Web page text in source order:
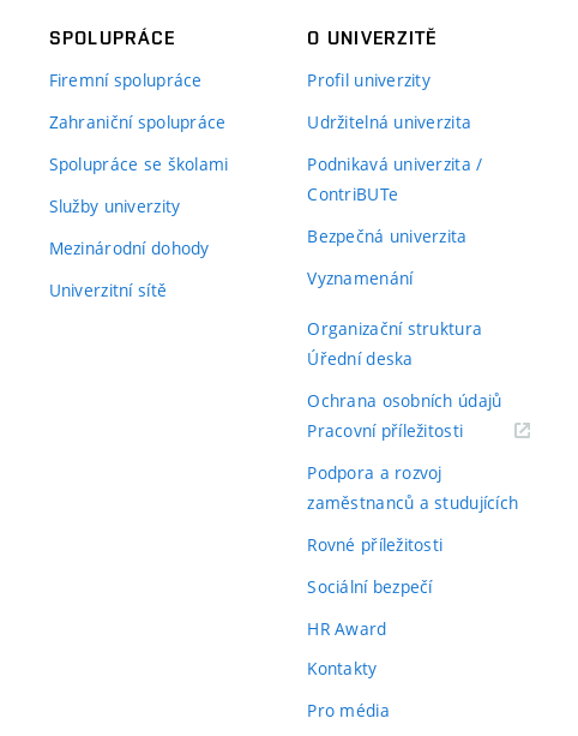
SPOLUPRÁCE
Firemní spolupráce
Zahraniční spolupráce
Spolupráce se školami
Služby univerzity
Mezinárodní dohody
Univerzitní sítě
O UNIVERZITĚ
Profil univerzity
Udržitelná univerzita
Podnikavá univerzita /
ContriBUTe
Bezpečná univerzita
Vyznamenání
Organizační struktura
Úřední deska
Ochrana osobních údajů
Pracovní příležitosti(externí
Podpora a rozvoj
zaměstnanců a studujících
Rovné příležitosti
Sociální bezpečí
HR Award
Kontakty
Pro média